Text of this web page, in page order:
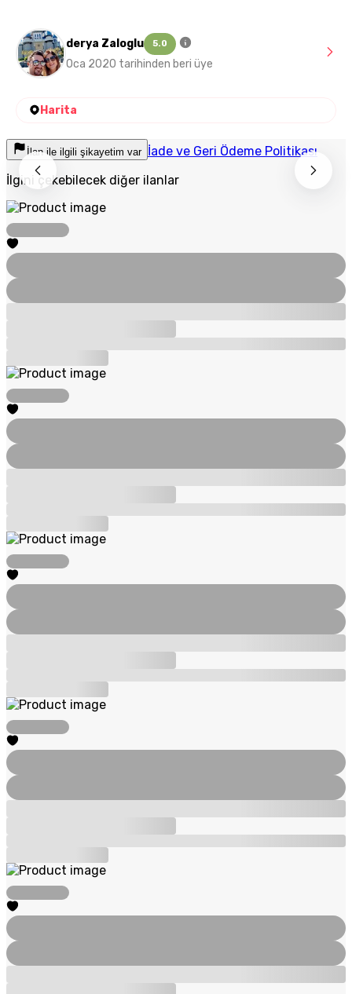
derya Zaloglu 5.0
Oca 2020 tarihinden beri üye
Harita
İlan ile ilgili şikayetim var İade ve Geri Ödeme Politikası
İlgini çekebilecek diğer ilanlar